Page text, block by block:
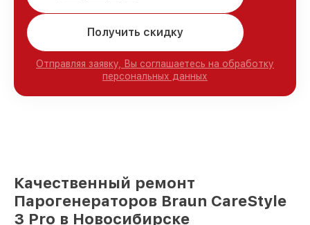
Получить скидку
Отправляя заявку, Вы соглашаетесь на обработку
персональных данных
Качественный ремонт
Парогенераторов Braun CareStyle
3 Pro в Новосибирске